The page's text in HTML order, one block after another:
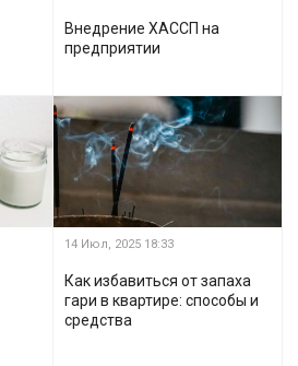
Внедрение ХАССП на
предприятии
14 Июл, 2025 18:33
Как избавиться от запаха
гари в квартире: способы и
средства